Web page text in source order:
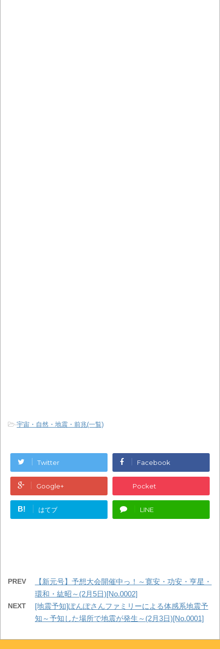
-宇宙・自然・地震・前兆(一覧)
Twitter Facebook
Google+ Pocket
B! はてブ LINE
PREV
【新元号】予想大会開催中っ！～寛安・功安・亨星・
環和・紘昭～(2月5日)[No.0002]
NEXT
[地震予知]ぽんぽさんファミリーによる体感系地震予
知～予知した場所で地震が発生～(2月3日)[No.0001]